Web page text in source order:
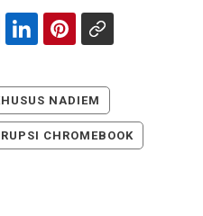
NADIEM
CHROMEBOOK